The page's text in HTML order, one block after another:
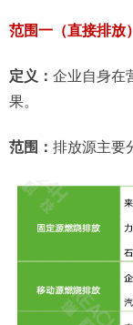
范围一（直接排放
定义： 企业自身在
果。
范围： 排放源主要